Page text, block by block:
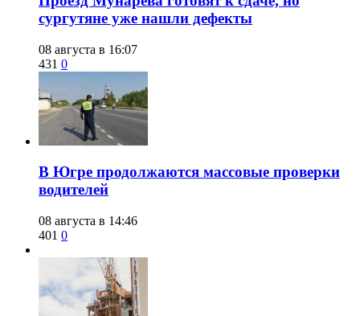
сургутяне уже нашли дефекты
08 августа в 16:07
431 0
​В Югре продолжаются массовые проверки
водителей
08 августа в 14:46
401 0